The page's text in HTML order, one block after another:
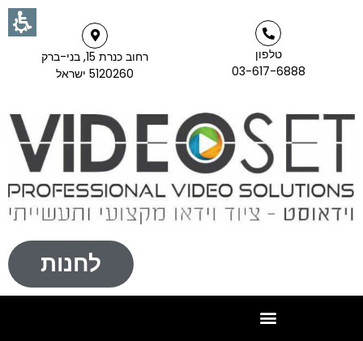
טלפון
03-617-6888
רחוב כנרת 15, בני-ברק
5120260 ישראל
לחנות